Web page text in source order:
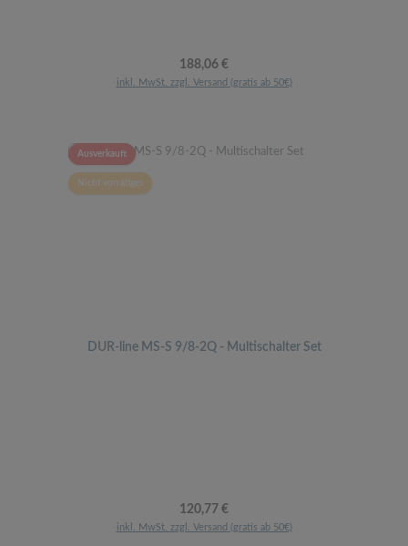
Regulärer Preis:
188,06 €
inkl. MwSt. zzgl. Versand (gratis ab 50€)
Ausverkauft
Nicht vorrätiges
DUR-line MS-S 9/8-2Q - Multischalter Set
Regulärer Preis:
120,77 €
inkl. MwSt. zzgl. Versand (gratis ab 50€)